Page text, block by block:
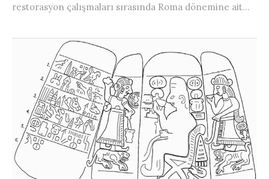
restorasyon çalışmaları sırasında Roma dönemine ait...